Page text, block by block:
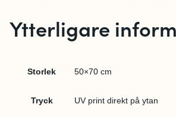
Ytterligare
Storlek 50×70 cm
Tryck UV print direkt på ytan